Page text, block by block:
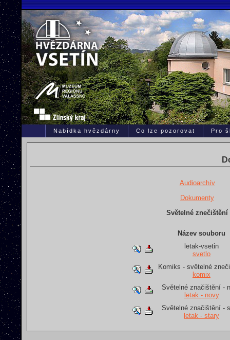
Nabídka hvězdárny Co lze pozorovat Pro
Audioarchív
Dokumenty
Světelné znečištění
Název souboru
letak-vsetin
svetlo
Komiks - světelné
komix
Světelné značištění -
letak - novy
Světelné značištění -
letak - stary